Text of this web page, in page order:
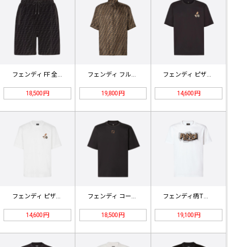
18,500 円 19,800 円 14,600 円
フェンディ ピザ柄刺繍入り半袖Tシャ…
14,600 円
フェンディ コーデュロイ刺繍Tシャツ
18,500 円
フェンディ柄Tシャツ、ホワイト
19,100 円